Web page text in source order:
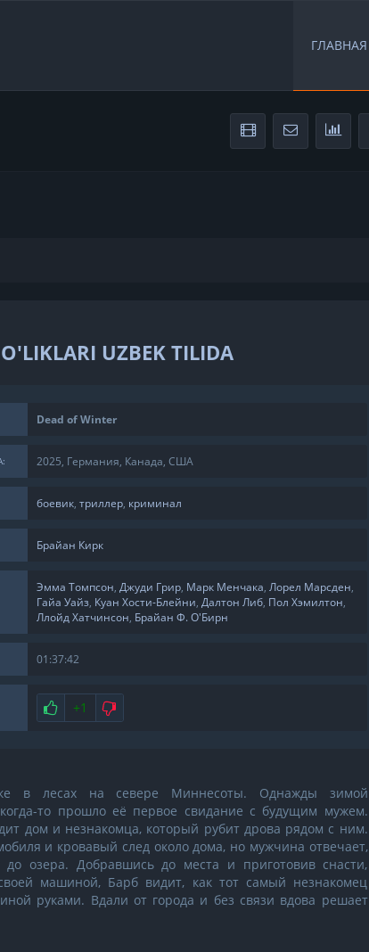
ГЛАВНАЯ
UZBEK TILIDA
Dead of Winter
2025, Германия, Канада, США
боевик, триллер, криминал
Брайан Кирк
Эмма Томпсон, Джуди Грир, Марк Менчака, Лорел Марсден,
Гайа Уайз, Куан Хости-Блейни, Далтон Либ, Пол Хэмилтон,
Ллойд Хатчинсон, Брайан Ф. О'Бирн
01:37:42
Нравится
+1 Не нравится
в лесах на севере Миннесоты. Однажды зимой
то прошло её первое свидание с будущим мужем.
дом и незнакомца, который рубит дрова рядом с ним.
и кровавый след около дома, но мужчина отвечает,
озера. Добравшись до места и приготовив снасти,
машиной, Барб видит, как тот самый незнакомец
руками. Вдали от города и без связи вдова решает